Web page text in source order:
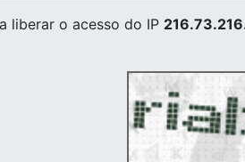
liberar o acesso do IP